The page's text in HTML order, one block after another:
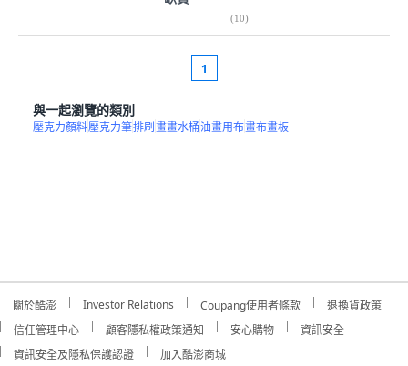
(10)
1
與一起瀏覽的類別
壓克力顏料壓克力筆排刷畫畫水桶油畫用布畫布畫板
關於酷澎 Investor Relations Coupang使用者條款
退換貨政策
信任管理中心
顧客隱私權政策通知 安心購物
資訊安全
資訊安全及隱私保護認證
加入酷澎商城